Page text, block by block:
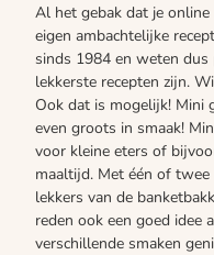
Al het gebak dat je
eigen ambachtelijke
sinds 1984 en weten dus
lekkerste recepten zijn.
Ook dat is mogelijk! Mini
even groots in smaak!
voor kleine eters of
maaltijd. Met één of
lekkers van de
reden ook een goed idee
verschillende smaken